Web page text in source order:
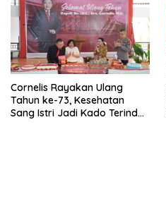
Cornelis Rayakan Ulang
Tahun ke-73, Kesehatan
Sang Istri Jadi Kado Terindah